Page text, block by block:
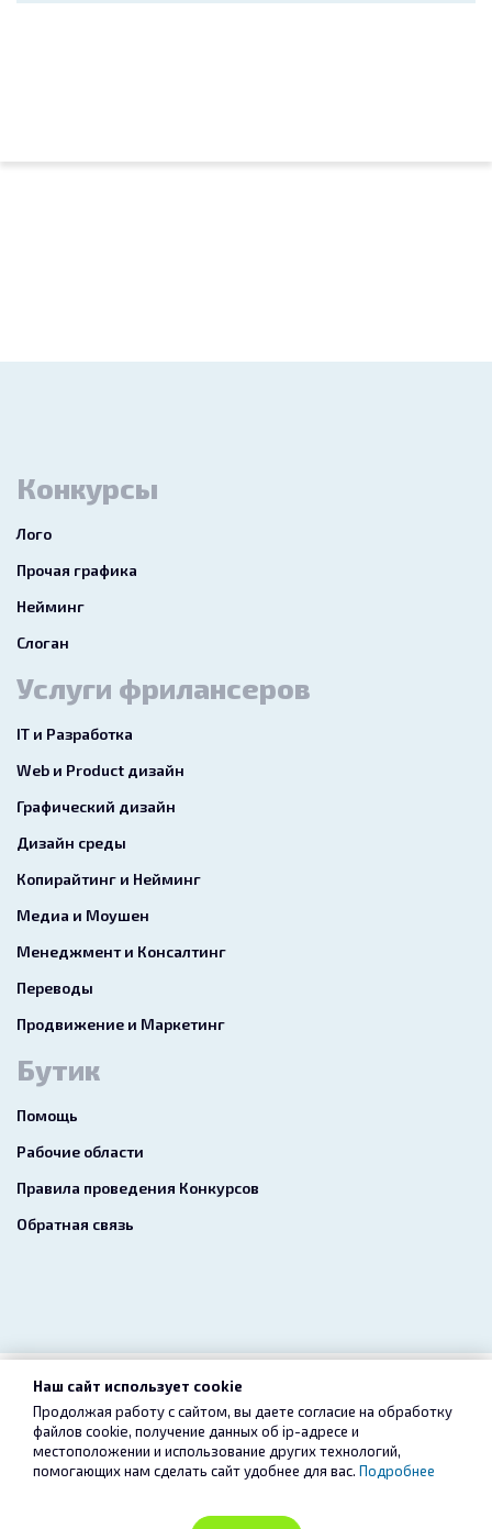
Конкурсы
Лого
Прочая графика
Нейминг
Слоган
Услуги фрилансеров
IT и Разработка
Web и Product дизайн
Графический дизайн
Дизайн среды
Копирайтинг и Нейминг
Медиа и Моушен
Менеджмент и Консалтинг
Переводы
Продвижение и Маркетинг
Бутик
Помощь
Рабочие области
Правила проведения Конкурсов
Обратная связь
2026 freelance.boutique
Пользовательское соглашение Конфиденциальность
Наш сайт использует cookie
Продолжая работу с сайтом, вы даете согласие на обработку
файлов cookie, получение данных об ip-адресе и
местоположении и использование других технологий,
помогающих нам сделать сайт удобнее для вас. Подробнее